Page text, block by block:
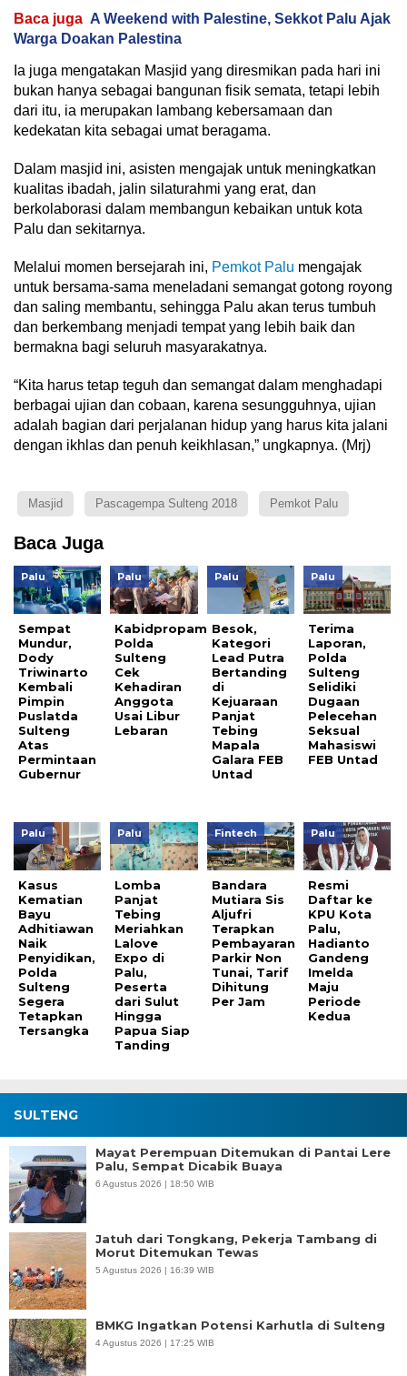
Baca juga A Weekend with Palestine, Sekkot Palu Ajak
Warga Doakan Palestina
Ia juga mengatakan Masjid yang diresmikan pada hari ini
bukan hanya sebagai bangunan fisik semata, tetapi lebih
dari itu, ia merupakan lambang kebersamaan dan
kedekatan kita sebagai umat beragama.
Dalam masjid ini, asisten mengajak untuk meningkatkan
kualitas ibadah, jalin silaturahmi yang erat, dan
berkolaborasi dalam membangun kebaikan untuk kota
Palu dan sekitarnya.
Melalui momen bersejarah ini, Pemkot Palu mengajak
untuk bersama-sama meneladani semangat gotong royong
dan saling membantu, sehingga Palu akan terus tumbuh
dan berkembang menjadi tempat yang lebih baik dan
bermakna bagi seluruh masyarakatnya.
“Kita harus tetap teguh dan semangat dalam menghadapi
berbagai ujian dan cobaan, karena sesungguhnya, ujian
adalah bagian dari perjalanan hidup yang harus kita jalani
dengan ikhlas dan penuh keikhlasan,” ungkapnya. (Mrj)
Masjid Pascagempa Sulteng 2018 Pemkot Palu
Baca Juga
Palu
Sempat
Mundur,
Dody
Triwinarto
Kembali
Pimpin
Puslatda
Sulteng
Atas
Permintaan
Gubernur
Palu
Kabidpropam
Polda
Sulteng
Cek
Kehadiran
Anggota
Usai Libur
Lebaran
Palu
Besok,
Kategori
Lead Putra
Bertanding
di
Kejuaraan
Panjat
Tebing
Mapala
Galara FEB
Untad
Palu
Terima
Laporan,
Polda
Sulteng
Selidiki
Dugaan
Pelecehan
Seksual
Mahasiswi
FEB Untad
Palu
Kasus
Kematian
Bayu
Adhitiawan
Naik
Penyidikan,
Polda
Sulteng
Segera
Tetapkan
Tersangka
Palu
Lomba
Panjat
Tebing
Meriahkan
Lalove
Expo di
Palu,
Peserta
dari Sulut
Hingga
Papua Siap
Tanding
Fintech
Bandara
Mutiara Sis
Aljufri
Terapkan
Pembayaran
Parkir Non
Tunai, Tarif
Dihitung
Per Jam
Palu
Resmi
Daftar ke
KPU Kota
Palu,
Hadianto
Gandeng
Imelda
Maju
Periode
Kedua
SULTENG
Mayat Perempuan Ditemukan di Pantai Lere
Palu, Sempat Dicabik Buaya
6 Agustus 2026 | 18:50 WIB
Jatuh dari Tongkang, Pekerja Tambang di
Morut Ditemukan Tewas
5 Agustus 2026 | 16:39 WIB
BMKG Ingatkan Potensi Karhutla di Sulteng
4 Agustus 2026 | 17:25 WIB